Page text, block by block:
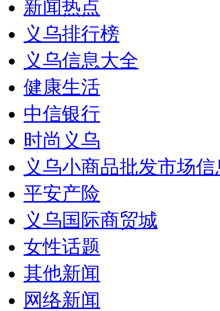
新闻热点
义乌排行榜
义乌信息大全
健康生活
中信银行
时尚义乌
义乌小商品批发市场
平安产险
义乌国际商贸城
女性话题
其他新闻
网络新闻